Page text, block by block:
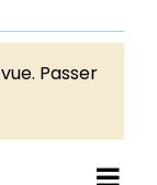
Passer